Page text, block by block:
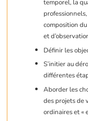
temporel, la
composition
et
Définir les
S’initier au
différentes
Aborder les
des projets de
ordinaires et «